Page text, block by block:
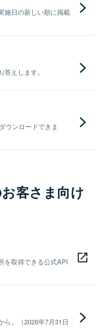
施日の新しい順に掲載
えします。
ウンロードできま
客さま向け
を取得できる公式API
ら。（2026年7月31日